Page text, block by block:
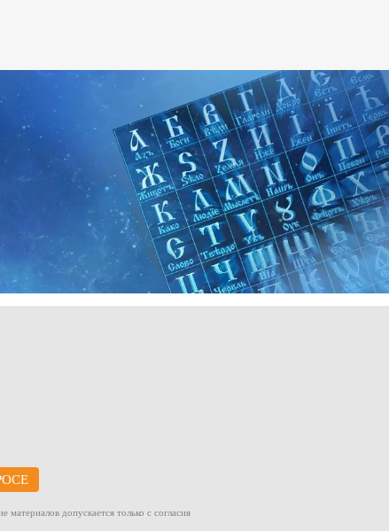
допускается только с согласия